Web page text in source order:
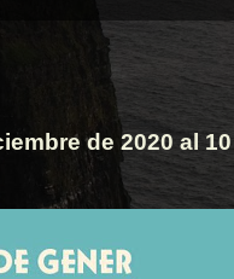
de 2020 al